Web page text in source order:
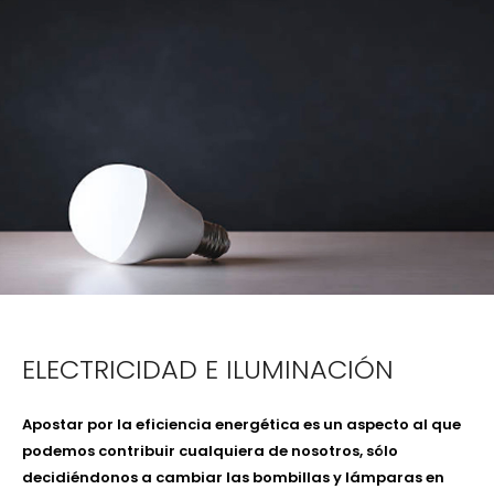
ELECTRICIDAD E ILUMINACIÓN
Apostar por la eficiencia energética es un aspecto al que
podemos contribuir cualquiera de nosotros, sólo
decidiéndonos a cambiar las bombillas y lámparas en